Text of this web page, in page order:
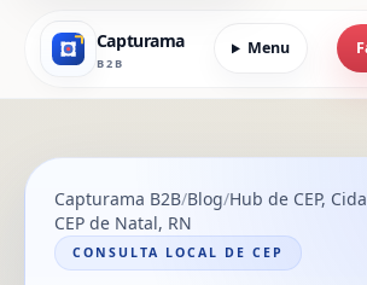
Capturama
B2B
Menu
Capturama B2B Blog Hub de CEP,
CEP de Natal, RN
CONSULTA LOCAL DE CEP